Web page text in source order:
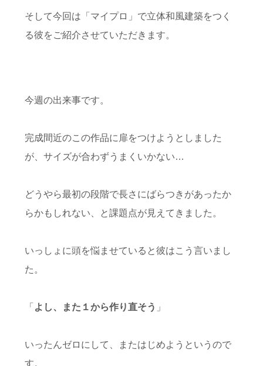
そして今回は「マイプロ」で立体和風建築をつく
る彼をご紹介させていただきます。
今週の出来事です。
完成間近のこの作品に扉をつけようとしました
が、サイズが合わずうまくいかない…
どうやら最初の段階で長さにばらつきがあったか
らかもしれない、と課題点が見えてきました。
いっしょに頭を悩ませていると彼はこう言いまし
た。
「 よし、また１から作り直そう 」
いったんゼロにして、またはじめようというので
す。